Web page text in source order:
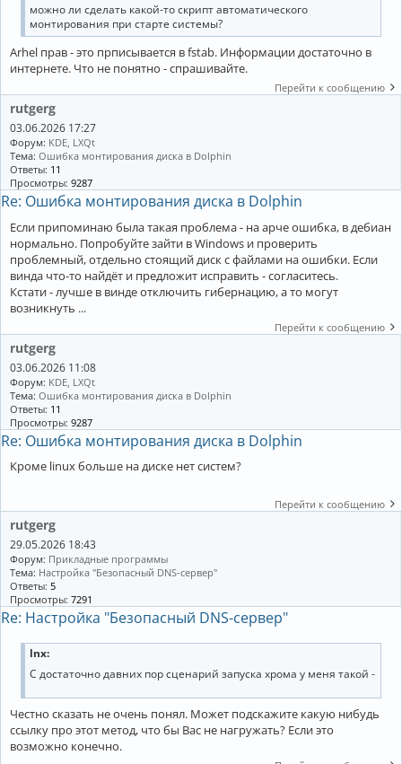
можно ли сделать какой-то скрипт автоматического
монтирования при старте системы?
Arhel прав - это прписывается в fstab. Информации достаточно в
интернете. Что не понятно - спрашивайте.
Перейти к сообщению
rutgerg
03.06.2026 17:27
Форум: KDE, LXQt
Тема: Ошибка монтирования диска в Dolphin
Ответы: 11
Просмотры: 9287
Re: Ошибка монтирования диска в Dolphin
Если припоминаю была такая проблема - на арче ошибка, в дебиан
нормально. Попробуйте зайти в Windows и проверить
проблемный, отдельно стоящий диск с файлами на ошибки. Если
винда что-то найдёт и предложит исправить - согласитесь.
Кстати - лучше в винде отключить гибернацию, а то могут
возникнуть ...
Перейти к сообщению
rutgerg
03.06.2026 11:08
Форум: KDE, LXQt
Тема: Ошибка монтирования диска в Dolphin
Ответы: 11
Просмотры: 9287
Re: Ошибка монтирования диска в Dolphin
Кроме linux больше на диске нет систем?
Перейти к сообщению
rutgerg
29.05.2026 18:43
Форум: Прикладные программы
Тема: Настройка "Безопасный DNS-сервер"
Ответы: 5
Просмотры: 7291
Re: Настройка "Безопасный DNS-сервер"
lnx:
С достаточно давних пор сценарий запуска хрома у меня такой -
Честно сказать не очень понял. Может подскажите какую нибудь
ссылку про этот метод, что бы Вас не нагружать? Если это
возможно конечно.